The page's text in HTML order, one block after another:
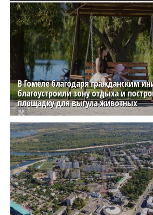
В Гомеле благодаря гражданским
благоустроили зону отдыха и
площадку для выгула животных